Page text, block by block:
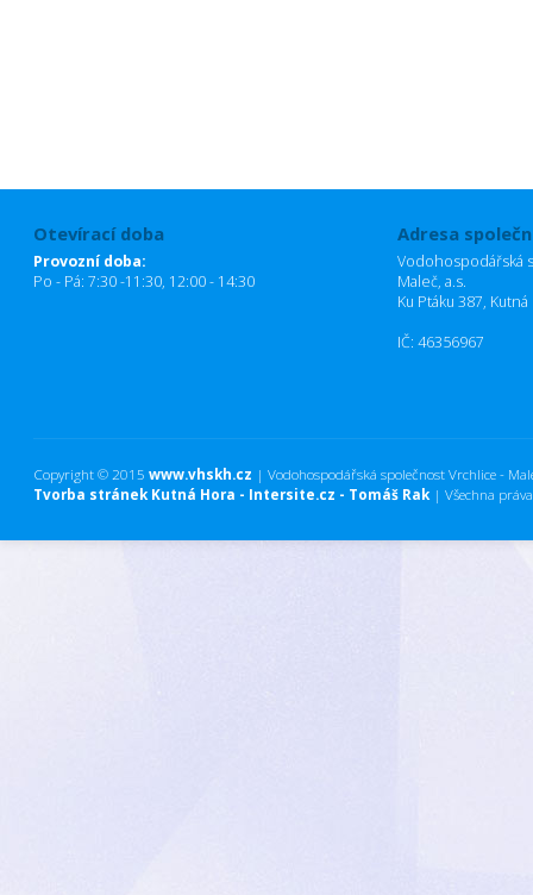
Otevírací doba
Provozní doba:
Po - Pá: 7:30 -11:30, 12:00 - 14:30
Adresa
Vodohospodářská
Maleč, a.s.
Ku Ptáku 387,
IČ: 46356967
Copyright © 2015 www.vhskh.cz | Vodohospodářská společnost Vrchlice -
Tvorba stránek Kutná Hora - Intersite.cz - Tomáš Rak | Všechna